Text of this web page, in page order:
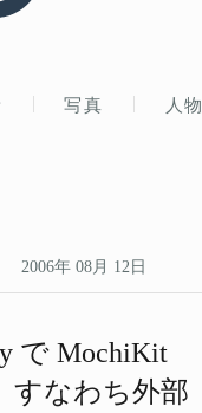
写真 人物
2006年 08月 12日
で​ MochiKit
すなわち外部​